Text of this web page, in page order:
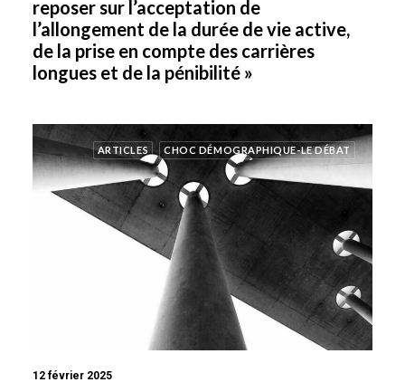
reposer sur l’acceptation de
l’allongement de la durée de vie active,
de la prise en compte des carrières
longues et de la pénibilité »
ARTICLES CHOC DÉMOGRAPHIQUE-LE DÉBAT
12 février 2025